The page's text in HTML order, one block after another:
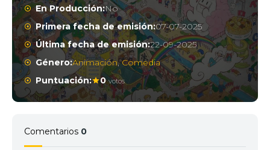
En Producción:No
Primera fecha de emisión:07-07-2025
Última fecha de emisión:22-09-2025
Género:Animación,Comedia
Puntuación:
0 votos
Comentarios 0